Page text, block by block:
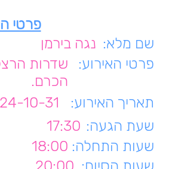
פרטי
שם מלא: נגה בירמן
הכרם.
פרטי האירוע:
10-31
תאריך האירוע:
17:30 שעת הגעה:
18:00 שעות התחלה: